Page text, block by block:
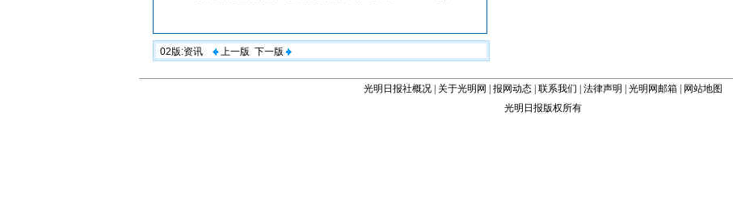
02版:资讯 上一版 下一版
光明日报社概况 关于光明网 报网动态 联系我们 法律声明 光明网邮箱
网站地图
光明日报版权所有